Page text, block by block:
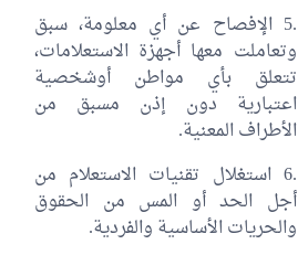
.5 الإفصاح عن أي معلومة، سبق
وتعاملت معها أجهزة الاستعلامات،
تتعلق بأي مواطن أوشخصية
اعتبارية دون إذن مسبق من
الأطراف المعنية.
.6 استغلال تقنيات الاستعلام من
أجل الحد أو المس من الحقوق
والحريات الأساسية والفردية.